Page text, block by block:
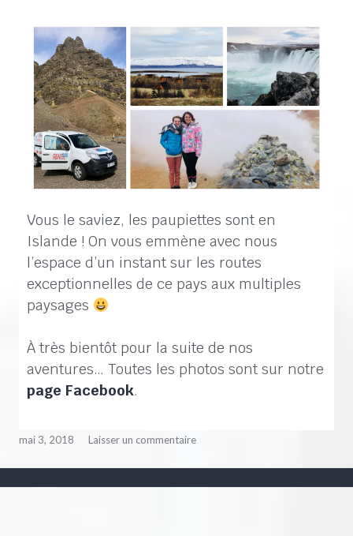
Vous le saviez, les paupiettes sont en
Islande ! On vous emmène avec nous
l’espace d’un instant sur les routes
exceptionnelles de ce pays aux multiples
paysages
À très bientôt pour la suite de nos
aventures… Toutes les photos sont sur notre
page Facebook.
mai 3, 2018 Laisser un commentaire